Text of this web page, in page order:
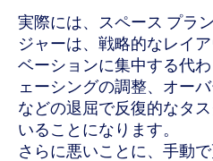
実際には、スペース プラ
ジャーは、戦略的なレイ
ベーションに集中する代
ェーシングの調整、オー
などの退屈で反復的なタ
いることになります。
さらに悪いことに、手動